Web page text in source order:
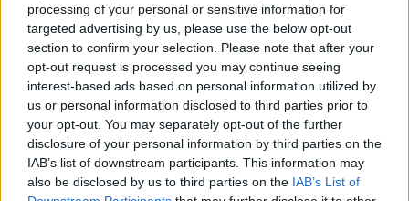
processing of your personal or sensitive information for
targeted advertising by us, please use the below opt-out
section to confirm your selection. Please note that after your
opt-out request is processed you may continue seeing
interest-based ads based on personal information utilized by
us or personal information disclosed to third parties prior to
your opt-out. You may separately opt-out of the further
disclosure of your personal information by third parties on the
IAB’s list of downstream participants. This information may
also be disclosed by us to third parties on the IAB’s List of